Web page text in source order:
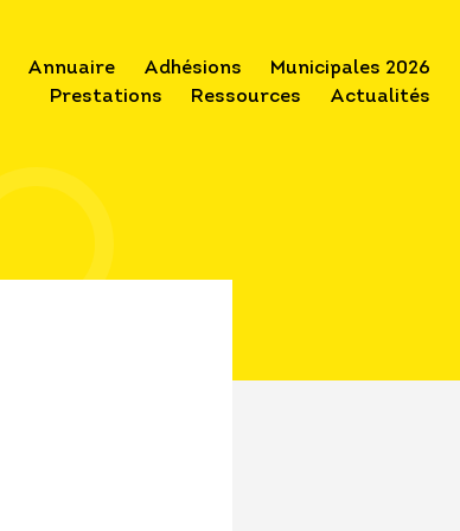
Annuaire Adhésions
Municipales 2026
Prestations
Ressources Actualités